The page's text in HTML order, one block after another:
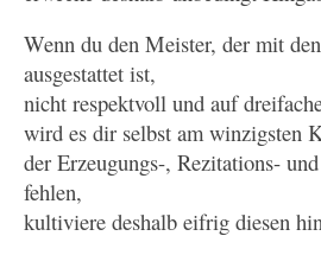
Wenn du den Meister, der mit
ausgestattet ist,
nicht respektvoll und auf
wird es dir selbst am winzigsten
der Erzeugungs-, Rezitations-
fehlen,
kultiviere deshalb eifrig diesen